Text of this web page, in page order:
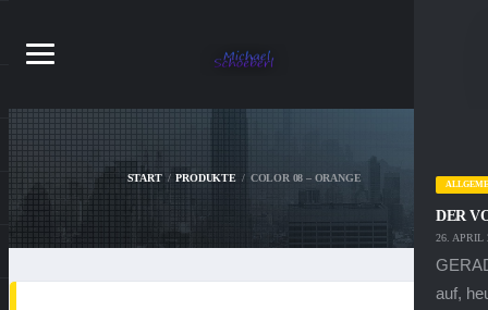
DER
26. APRIL
auf,
START PRODUKTE COLOR 08 – ORANGE